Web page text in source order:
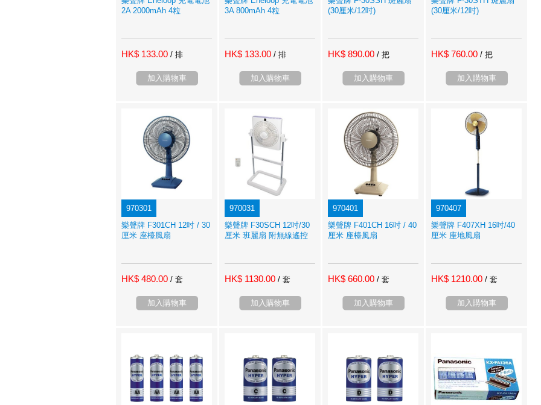
2A 2000mAh 4粒
HK$ 133.00 / 排
加入購物車
3A 800mAh 4粒
HK$ 133.00 / 排
加入購物車
(30厘米/12吋)
HK$ 890.00 / 把
加入購物車
(30厘米/12吋)
HK$ 760.00 / 把
加入購物車
970301
樂聲牌 F301CH 12吋 / 30
厘米 座檯風扇
HK$ 480.00 / 套
加入購物車
970031
樂聲牌 F30SCH 12吋/30
厘米 班麗扇 附無線遙控
HK$ 1130.00 / 套
加入購物車
970401
樂聲牌 F401CH 16吋 / 40
厘米 座檯風扇
HK$ 660.00 / 套
加入購物車
970407
樂聲牌 F407XH 16吋/40
厘米 座地風扇
HK$ 1210.00 / 套
加入購物車